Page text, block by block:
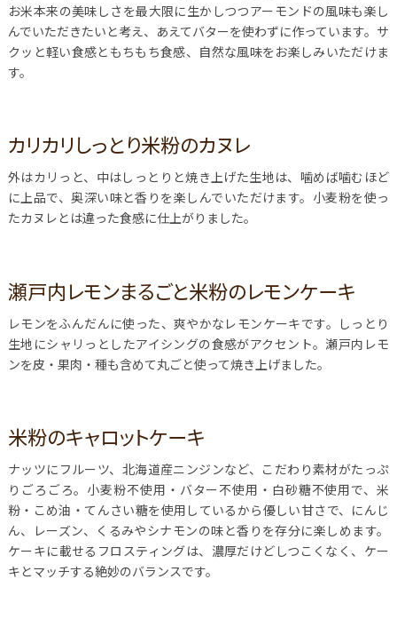
お米本来の美味しさを最大限に生かしつつアーモンドの風味も楽し
んでいただきたいと考え、あえてバターを使わずに作っています。サ
クッと軽い食感ともちもち食感、自然な風味をお楽しみいただけま
す。
カリカリしっとり米粉のカヌレ
外はカリっと、中はしっとりと焼き上げた生地は、噛めば噛むほど
に上品で、奥深い味と香りを楽しんでいただけます。小麦粉を使っ
たカヌレとは違った食感に仕上がりました。
瀬戸内レモンまるごと米粉のレモンケーキ
レモンをふんだんに使った、爽やかなレモンケーキです。しっとり
生地にシャリっとしたアイシングの食感がアクセント。瀬戸内レモ
ンを皮・果肉・種も含めて丸ごと使って焼き上げました。
米粉のキャロットケーキ
ナッツにフルーツ、北海道産ニンジンなど、こだわり素材がたっぷ
りごろごろ。小麦粉不使用・バター不使用・白砂糖不使用で、米
粉・こめ油・てんさい糖を使用しているから優しい甘さで、にんじ
ん、レーズン、くるみやシナモンの味と香りを存分に楽しめます。
ケーキに載せるフロスティングは、濃厚だけどしつこくなく、ケー
キとマッチする絶妙のバランスです。